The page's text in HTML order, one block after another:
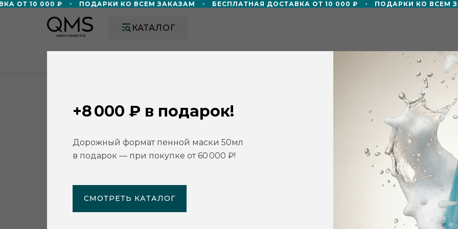
ОТ 10 000 ₽ ПОДАРКИ КО ВСЕМ ЗАКАЗАМ БЕСПЛАТНАЯ ДОСТАВКА ОТ 10 000 ₽ ПОДАРКИ КО ВСЕМ
КАТАЛОГ
+8 000 ₽ в подарок!
Дорожный формат пенной маски 50мл
в подарок — при покупке от 60 000 ₽!
СМОТРЕТЬ КАТАЛОГ
Обновляющая нежная
ДОБАВИТЬ В КОРЗИНУ
Enzyme Exfoliating Powder, 30гр
—